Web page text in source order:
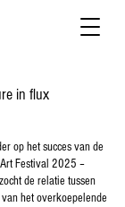
in flux
op het succes van de
Festival 2025 –
de relatie tussen
het overkoepelende